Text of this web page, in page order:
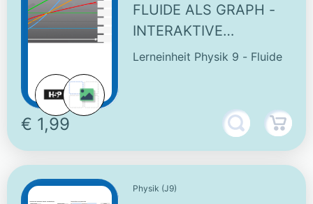
FLUIDE ALS GRAPH -
INTERAKTIVE
AUFGABE
Lerneinheit Physik 9 - Fluide
€ 1,99
Physik (J9)